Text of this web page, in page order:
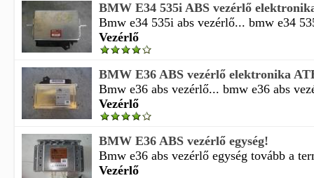
BMW E34 535i ABS vezérlő
Bmw e34 535i abs vezérlő... bmw e34
Vezérlő
BMW E36 ABS vezérlő elektronika
Bmw e36 abs vezérlő... bmw e36 abs
Vezérlő
BMW E36 ABS vezérlő egység!
Bmw e36 abs vezérlő egység tovább a
Vezérlő